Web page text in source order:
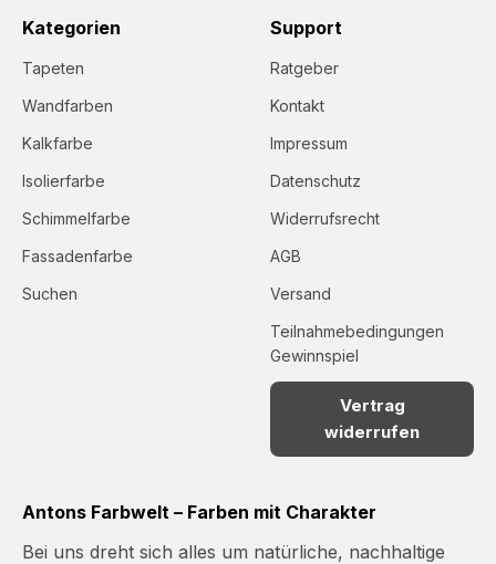
Kategorien
Tapeten
Wandfarben
Kalkfarbe
Isolierfarbe
Schimmelfarbe
Fassadenfarbe
Suchen
Support
Ratgeber
Kontakt
Impressum
Datenschutz
Widerrufsrecht
AGB
Versand
Teilnahmebedingungen
Gewinnspiel
Vertrag
widerrufen
Antons Farbwelt – Farben mit Charakter
Bei uns dreht sich alles um natürliche, nachhaltige